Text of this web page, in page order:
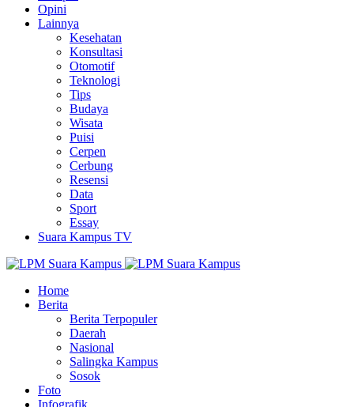
Opini
Lainnya
Kesehatan
Konsultasi
Otomotif
Teknologi
Tips
Budaya
Wisata
Puisi
Cerpen
Cerbung
Resensi
Data
Sport
Essay
Suara Kampus TV
Home
Berita
Berita Terpopuler
Daerah
Nasional
Salingka Kampus
Sosok
Foto
Infografik